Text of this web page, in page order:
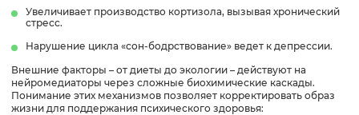
Увеличивает производство кортизола, вызывая хронический
стресс.
Нарушение цикла «сон-бодрствование» ведет к депрессии.
Внешние факторы – от диеты до экологии – действуют на
нейромедиаторы через сложные биохимические каскады.
Понимание этих механизмов позволяет корректировать образ
жизни для поддержания психического здоровья: